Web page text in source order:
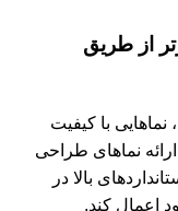
از طریق
نماهایی با کیفیت
نماهای طراحی
بالا در
اعمال کند.